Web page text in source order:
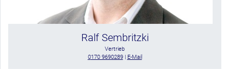
Ralf Sembritzki
Vertrieb
0170 9690289| E-Mail